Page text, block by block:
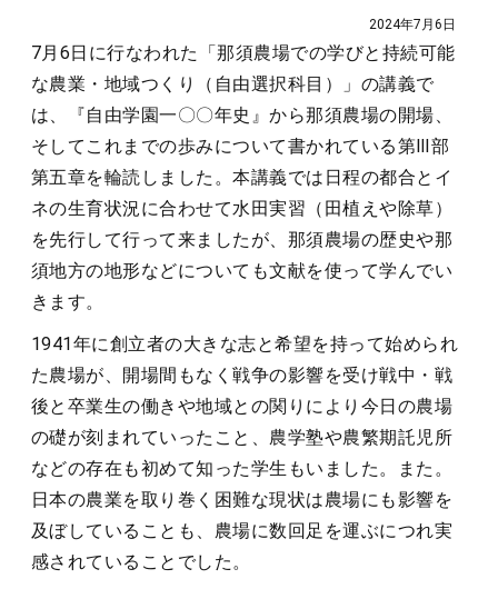
2024年7月6日
7月6日に行なわれた「那須農場での学びと持続可能
な農業・地域つくり（自由選択科目）」の講義で
は、『自由学園一〇〇年史』から那須農場の開場、
そしてこれまでの歩みについて書かれている第Ⅲ部
第五章を輪読しました。本講義では日程の都合とイ
ネの生育状況に合わせて水田実習（田植えや除草）
を先行して行って来ましたが、那須農場の歴史や那
須地方の地形などについても文献を使って学んでい
きます。
1941年に創立者の大きな志と希望を持って始められ
た農場が、開場間もなく戦争の影響を受け戦中・戦
後と卒業生の働きや地域との関りにより今日の農場
の礎が刻まれていったこと、農学塾や農繁期託児所
などの存在も初めて知った学生もいました。また。
日本の農業を取り巻く困難な現状は農場にも影響を
及ぼしていることも、農場に数回足を運ぶにつれ実
感されていることでした。